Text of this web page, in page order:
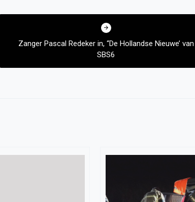
Zanger Pascal Redeker in, “De Hollandse Nieuwe’ van
SBS6